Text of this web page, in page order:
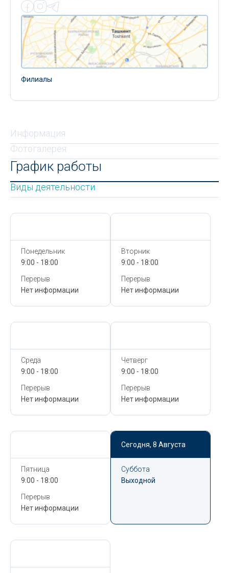
Филиалы
Информация
Фотогалерея
График работы
Виды деятельности
Понедельник
9:00 - 18:00
Перерыв
Нет информации
Вторник
9:00 - 18:00
Перерыв
Нет информации
Среда
9:00 - 18:00
Перерыв
Нет информации
Четверг
9:00 - 18:00
Перерыв
Нет информации
Пятница
9:00 - 18:00
Перерыв
Нет информации
Сегодня, 8 Августа
Суббота
Выходной